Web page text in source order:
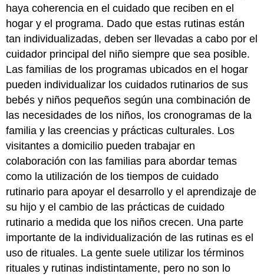
haya coherencia en el cuidado que reciben en el
hogar y el programa. Dado que estas rutinas están
tan individualizadas, deben ser llevadas a cabo por el
cuidador principal del niño siempre que sea posible.
Las familias de los programas ubicados en el hogar
pueden individualizar los cuidados rutinarios de sus
bebés y niños pequeños según una combinación de
las necesidades de los niños, los cronogramas de la
familia y las creencias y prácticas culturales. Los
visitantes a domicilio pueden trabajar en
colaboración con las familias para abordar temas
como la utilización de los tiempos de cuidado
rutinario para apoyar el desarrollo y el aprendizaje de
su hijo y el cambio de las prácticas de cuidado
rutinario a medida que los niños crecen. Una parte
importante de la individualización de las rutinas es el
uso de rituales. La gente suele utilizar los términos
rituales y rutinas indistintamente, pero no son lo